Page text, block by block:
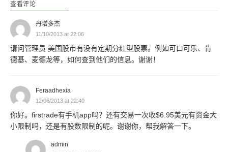
查看评论
丹增多杰
11/10/2013 at 22:06
请问管理员 美国股市有没有定期分红型股票。例如可口可乐、肯
德基、麦德龙等，如何查到他们的信息。谢谢！
Feraadhexia
12/06/2013 at 22:40
你好。firstrade有手机app吗？还有交易一次收$6.95美元有资金大
小限制吗，还是有股数限制的呢。谢谢你，帮我解答一下。
admin